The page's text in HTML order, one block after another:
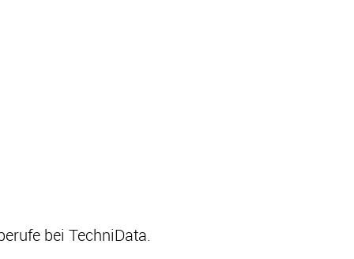
bei TechniData.